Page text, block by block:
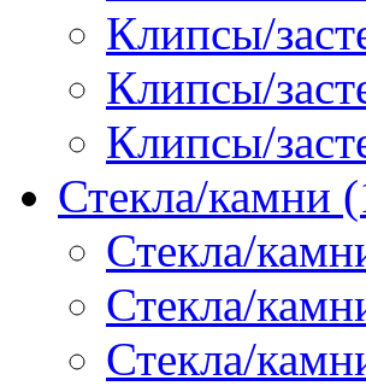
Клипсы/
Клипсы/
Клипсы/
Стекла/камни
Стекла/
Стекла/
Стекла/